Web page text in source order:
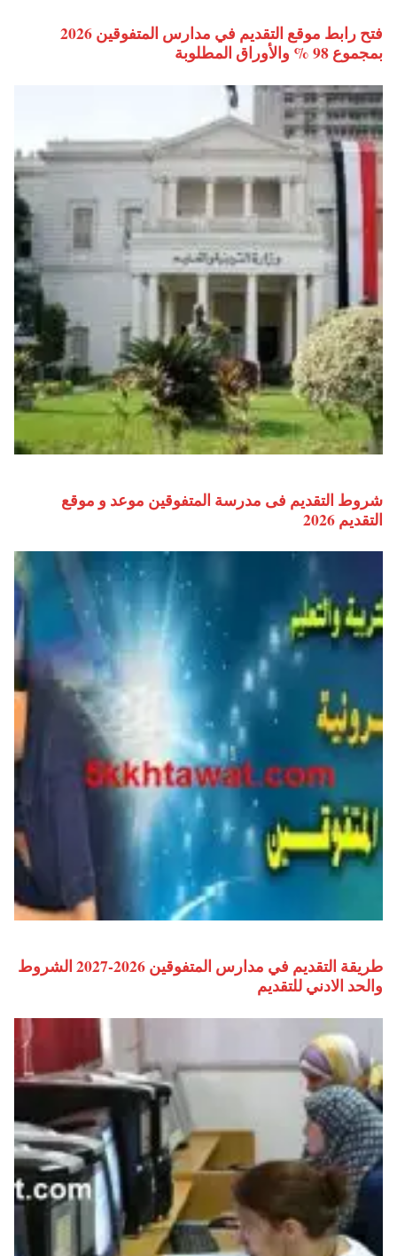
فتح رابط موقع التقديم في مدارس المتفوقين 2026
بمجموع 98 % والأوراق المطلوبة
شروط التقديم فى مدرسة المتفوقين موعد و موقع
التقديم 2026
طريقة التقديم في مدارس المتفوقين 2026-2027 الشروط
والحد الادني للتقديم